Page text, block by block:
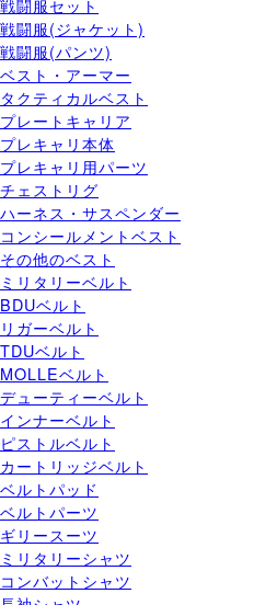
戦闘服セット
戦闘服(ジャケット)
戦闘服(パンツ)
ベスト・アーマー
タクティカルベスト
プレートキャリア
プレキャリ本体
プレキャリ用パーツ
チェストリグ
ハーネス・サスペンダー
コンシールメントベスト
その他のベスト
ミリタリーベルト
BDUベルト
リガーベルト
TDUベルト
MOLLEベルト
デューティーベルト
インナーベルト
ピストルベルト
カートリッジベルト
ベルトパッド
ベルトパーツ
ギリースーツ
ミリタリーシャツ
コンバットシャツ